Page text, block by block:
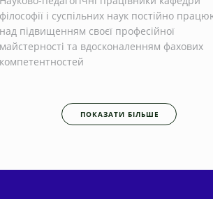
філософії і суспільних наук постійно
над підвищенням своєї професійної
майстерності та вдосконаленням фахових
компетентностей
ПОКАЗАТИ БІЛЬШЕ